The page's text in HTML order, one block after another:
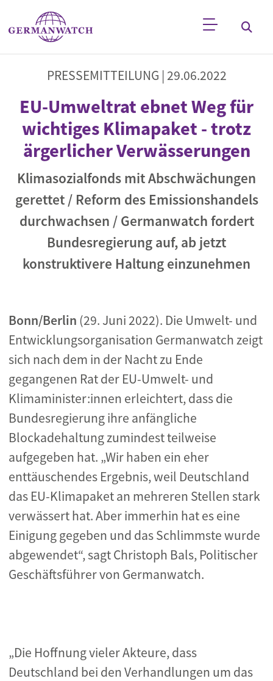
Direkt zum Inhalt
Stichwortsuche
PRESSEMITTEILUNG | 29.06.2022
EU-Umweltrat ebnet Weg für
wichtiges Klimapaket - trotz
ärgerlicher Verwässerungen
Klimasozialfonds mit Abschwächungen
gerettet / Reform des Emissionshandels
durchwachsen / Germanwatch fordert
Bundesregierung auf, ab jetzt
konstruktivere Haltung einzunehmen
Bonn/Berlin (29. Juni 2022). Die Umwelt- und
Entwicklungsorganisation Germanwatch zeigt
sich nach dem in der Nacht zu Ende
gegangenen Rat der EU-Umwelt- und
Klimaminister:innen erleichtert, dass die
Bundesregierung ihre anfängliche
Blockadehaltung zumindest teilweise
aufgegeben hat. „Wir haben ein eher
enttäuschendes Ergebnis, weil Deutschland
das EU-Klimapaket an mehreren Stellen stark
verwässert hat. Aber immerhin hat es eine
Einigung gegeben und das Schlimmste wurde
abgewendet“, sagt Christoph Bals, Politischer
Geschäftsführer von Germanwatch.
„Die Hoffnung vieler Akteure, dass
Deutschland bei den Verhandlungen um das